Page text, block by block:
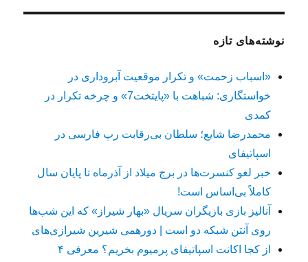
نوشته‌های تازه
«اسباب زحمت» و تکرار موقعیت آبروداری در
خواستگاری: شباهت با «پایتخت7» و چرخه تکرار در
کمدی
محمدرضا شایع؛ سلطان بی‌رقابت رپ فارسی در
اسپاتیفای
خبر لغو کنسرت‌ها در برج میلاد از آذرماه تا پایان سال
کاملاً بی‌اساس است!
آنالیز بازی بازیگران سریال «بهار شیراز» که این شب‌ها
روی آنتن شبکه دو است | دورهمی شیرین شیرازی‌های
از کجا اکانت اسپاتیفای پرمیوم بخریم؟ معرفی ۴